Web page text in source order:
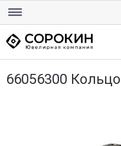
66056300 Кольцо